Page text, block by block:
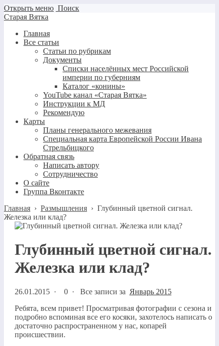
Открыть меню Поиск
Старая Вятка
Главная
Все статьи
Статьи по рубрикам
Документы
Списки населённых мест Российской
империи по губерниям
Каталог «конины»
YouTube канал «Старая Вятка»
Инструкции к МД
Рекомендую
Карты
Планы генерального межевания
Специальная карта Европейской России Ивана
Стрельбицкого
Обратная связь
Написать автору
Сотрудничество
О сайте
Группа Вконтакте
Главная › Размышления › Глубинный цветной сигнал.
Железка или клад?
Глубинный цветной сигнал.
Железка или клад?
26.01.2015· 0 · Все записи за Январь 2015
Ребята, всем привет! Просматривая фотографии с сезона и
подробно вспоминая все его косяки, захотелось написать о
достаточно распространенном у нас, копарей
происшествии.